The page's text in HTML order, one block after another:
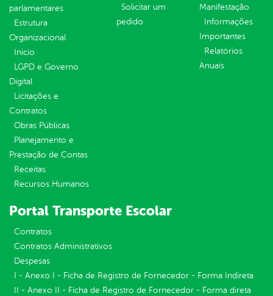
parlamentares
Estrutura
Organizacional
Inicio
LGPD e Governo
Digital
Licitações e
Contratos
Obras Públicas
Planejamento e
Prestação de Contas
Receitas
Recursos Humanos
Solicitar um
pedido
Manifestação
Informações
Importantes
Relatórios
Anuais
Portal Transporte Escolar
Contratos
Contratos Administrativos
Despesas
I - Anexo I - Ficha de Registro de Fornecedor - Forma Indireta
II - Anexo II - Ficha de Registro de Fornecedor - Forma direta